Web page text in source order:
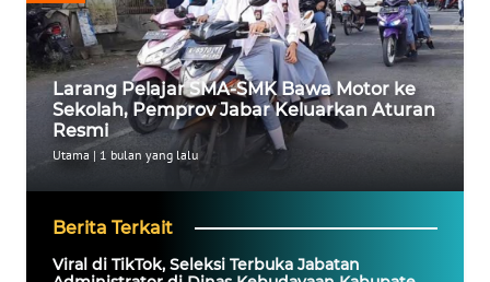
Larang Pelajar SMA-SMK Bawa Motor ke
Sekolah, Pemprov Jabar Keluarkan Aturan
Resmi
Utama | 1 bulan yang lalu
Berita Terkait
Viral di TikTok, Seleksi Terbuka Jabatan
UTAMA
NUSANTARA
SERBA-
Informasi